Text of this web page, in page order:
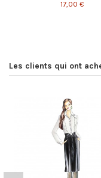
17,00 €
Les clients qui ont